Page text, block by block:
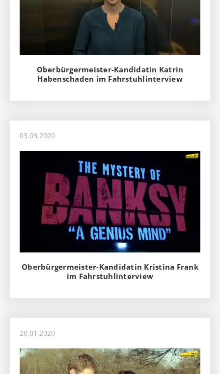
Oberbürgermeister-Kandidatin Katrin
Habenschaden im Fahrstuhlinterview
03.03.2020
Oberbürgermeister-Kandidatin Kristina Frank
im Fahrstuhlinterview
20.01.2020